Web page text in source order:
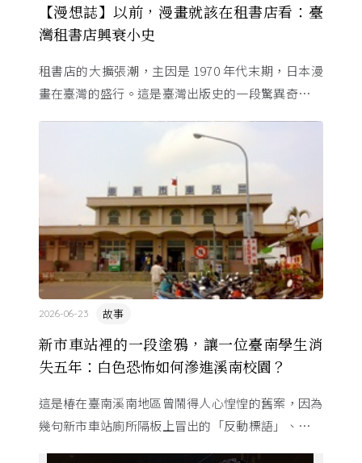
【漫想誌】以前，漫畫就該在租書店看：臺
灣租書店興衰小史
租書店的大擴張潮，主因是 1970 年代末期，日本漫
畫在臺灣的盛行。這是臺灣出版史的一段驚異奇航。
新市車站裡的一段塗鴉，讓一位臺南學生消
失五年：白色恐怖如何滲進溪南校園？
故事
2026-06-23
這是椿在臺南溪南地區曾鬧得人心惶惶的舊案，因為
幾句新市車站廁所隔板上冒出的「反動標語」、一段